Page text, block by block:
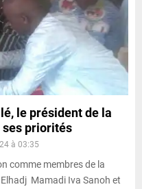
le président de la
priorités
à 03:35
comme membres de la
Mamadi Iva Sanoh et